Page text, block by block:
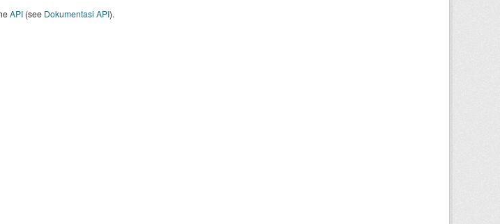
API(see Dokumentasi API).